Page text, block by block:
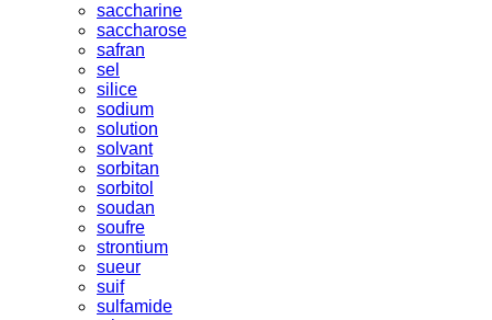
saccharine
saccharose
safran
sel
silice
sodium
solution
solvant
sorbitan
sorbitol
soudan
soufre
strontium
sueur
suif
sulfamide